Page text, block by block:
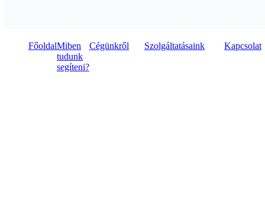
FőoldalMiben
tudunk
segíteni?
Cégünkről Szolgáltatásaink Kapcsolat